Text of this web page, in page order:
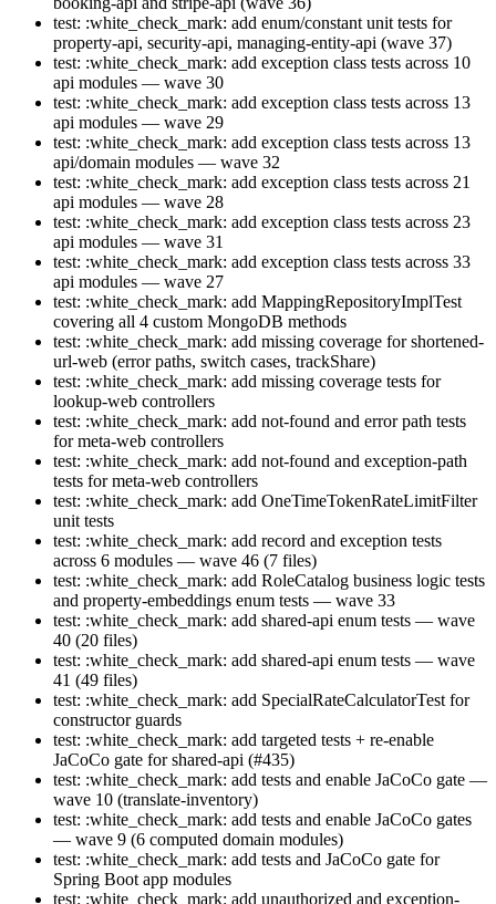
test: :white_check_mark: add enum/constant unit tests for
property-api, security-api, managing-entity-api (wave 37)
test: :white_check_mark: add exception class tests across 10
api modules — wave 30
test: :white_check_mark: add exception class tests across 13
api modules — wave 29
test: :white_check_mark: add exception class tests across 13
api/domain modules — wave 32
test: :white_check_mark: add exception class tests across 21
api modules — wave 28
test: :white_check_mark: add exception class tests across 23
api modules — wave 31
test: :white_check_mark: add exception class tests across 33
api modules — wave 27
test: :white_check_mark: add MappingRepositoryImplTest
covering all 4 custom MongoDB methods
test: :white_check_mark: add missing coverage for shortened-
url-web (error paths, switch cases, trackShare)
test: :white_check_mark: add missing coverage tests for
lookup-web controllers
test: :white_check_mark: add not-found and error path tests
for meta-web controllers
test: :white_check_mark: add not-found and exception-path
tests for meta-web controllers
test: :white_check_mark: add OneTimeTokenRateLimitFilter
unit tests
test: :white_check_mark: add record and exception tests
across 6 modules — wave 46 (7 files)
test: :white_check_mark: add RoleCatalog business logic tests
and property-embeddings enum tests — wave 33
test: :white_check_mark: add shared-api enum tests — wave
40 (20 files)
test: :white_check_mark: add shared-api enum tests — wave
41 (49 files)
test: :white_check_mark: add SpecialRateCalculatorTest for
constructor guards
test: :white_check_mark: add targeted tests + re-enable
JaCoCo gate for shared-api (#435)
test: :white_check_mark: add tests and enable JaCoCo gate —
wave 10 (translate-inventory)
test: :white_check_mark: add tests and enable JaCoCo gates
— wave 9 (6 computed domain modules)
test: :white_check_mark: add tests and JaCoCo gate for
Spring Boot app modules
test: :white_check_mark: add unauthorized and exception-